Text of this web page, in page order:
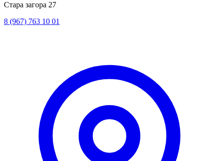
Стара загора 27
8 (967) 763 10 01